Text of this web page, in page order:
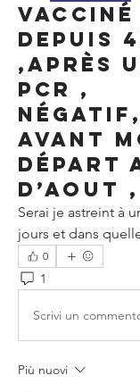
depuis
,après
pcr ,
avant
départ
d’Aout ,
Serai je astreint à
jours et dans
0
1
Scrivi un
Più nuovi